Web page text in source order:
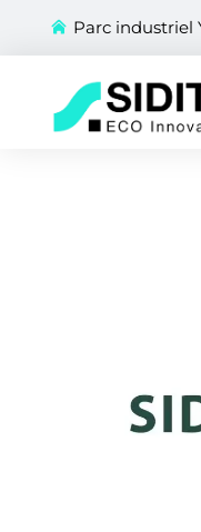
Parc industriel